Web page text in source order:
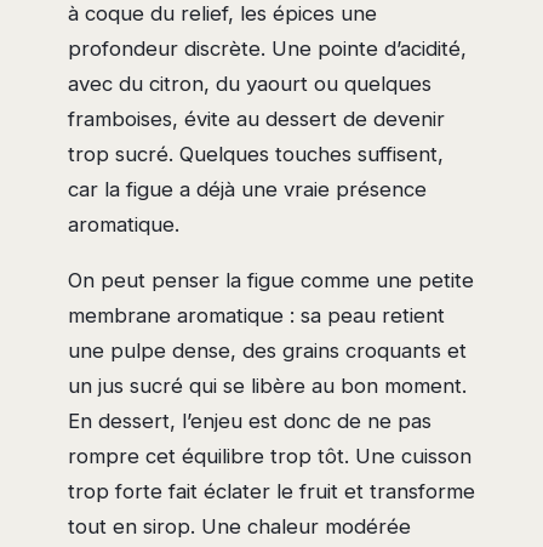
à coque du relief, les épices une
profondeur discrète. Une pointe d’acidité,
avec du citron, du yaourt ou quelques
framboises, évite au dessert de devenir
trop sucré. Quelques touches suffisent,
car la figue a déjà une vraie présence
aromatique.
On peut penser la figue comme une petite
membrane aromatique : sa peau retient
une pulpe dense, des grains croquants et
un jus sucré qui se libère au bon moment.
En dessert, l’enjeu est donc de ne pas
rompre cet équilibre trop tôt. Une cuisson
trop forte fait éclater le fruit et transforme
tout en sirop. Une chaleur modérée